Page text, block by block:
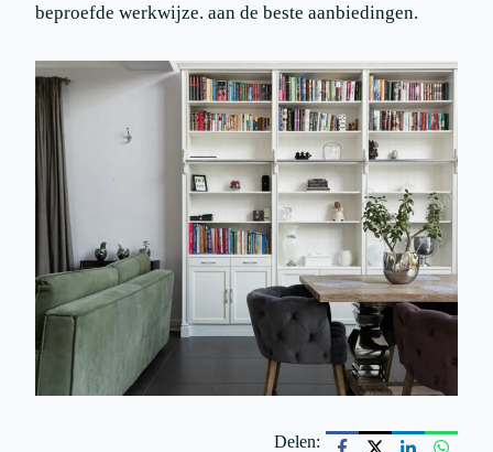
beproefde werkwijze. aan de beste aanbiedingen.
Delen: